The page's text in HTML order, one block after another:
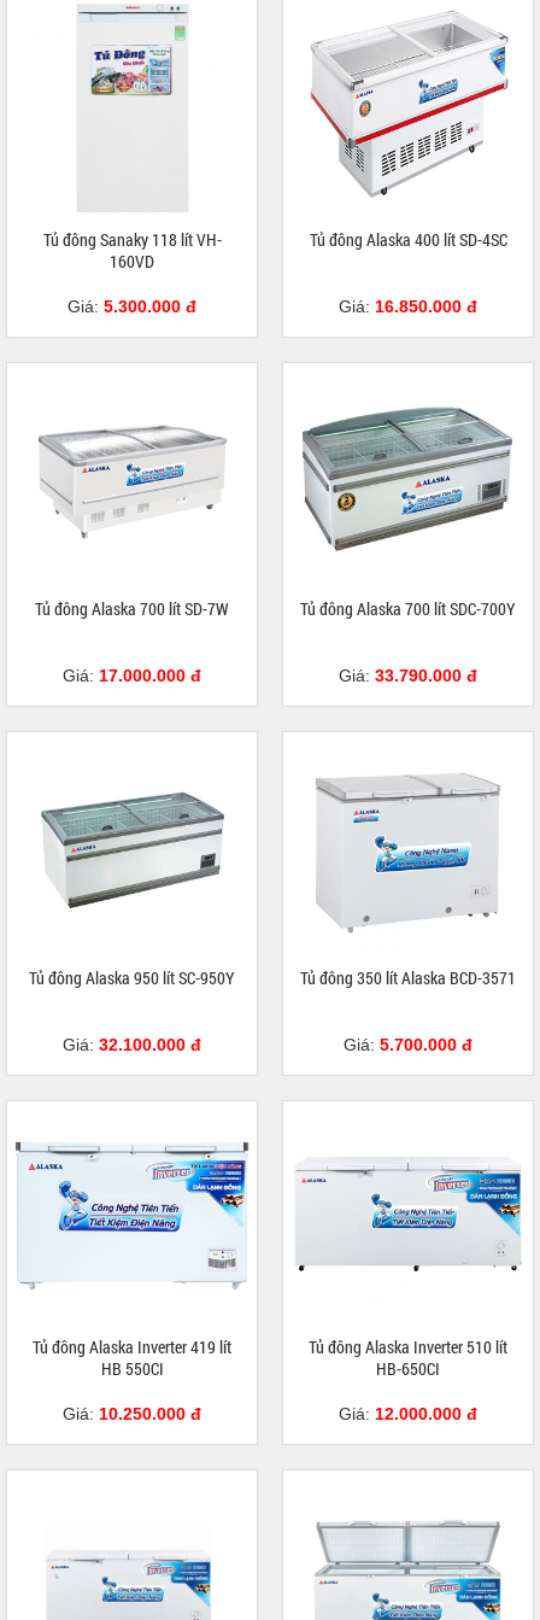
Tủ đông Sanaky 118 lít VH-
160VD
Giá: 5.300.000 đ
Tủ đông Alaska 400 lít SD-4SC
Giá: 16.850.000 đ
Tủ đông Alaska 700 lít SD-7W
Giá: 17.000.000 đ
Tủ đông Alaska 700 lít SDC-700Y
Giá: 33.790.000 đ
Tủ đông Alaska 950 lít SC-950Y
Giá: 32.100.000 đ
Tủ đông 350 lít Alaska BCD-3571
Giá: 5.700.000 đ
Tủ đông Alaska Inverter 419 lít
HB 550CI
Giá: 10.250.000 đ
Tủ đông Alaska Inverter 510 lít
HB-650CI
Giá: 12.000.000 đ